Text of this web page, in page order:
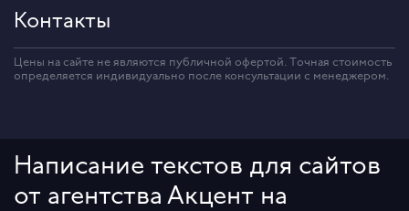
Контакты
Цены на сайте не являются публичной офертой. Точная стоимость
определяется индивидуально после консультации с менеджером.
Написание текстов для сайтов
от агентства Акцент на